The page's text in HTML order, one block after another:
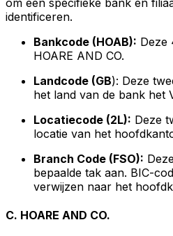
om een specifieke bank en
identificeren.
Bankcode (HOAB): Deze
HOARE AND CO.
Landcode (GB): Deze
het land van de bank het
Locatiecode (2L): Deze
locatie van het
Branch Code (FSO):
bepaalde tak aan. BIC-
verwijzen naar het
C. HOARE AND CO.